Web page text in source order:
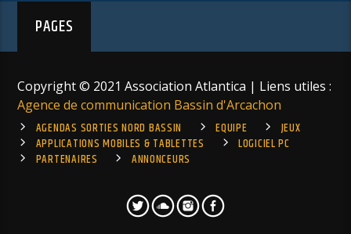
PAGES
Copyright © 2021 Association Atlantica | Liens utiles :
Agence de communication Bassin d'Arcachon
AGENDAS SORTIES NORD BASSIN
EQUIPE
JEUX
APPLICATIONS MOBILES & TABLETTES
LOGICIEL PC
PARTENAIRES
ANNONCEURS